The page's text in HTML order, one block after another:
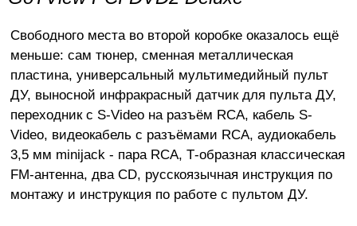
Свободного места во второй коробке оказалось ещё
меньше: сам тюнер, сменная металлическая
пластина, универсальный мультимедийный пульт
ДУ, выносной инфракрасный датчик для пульта ДУ,
переходник с S-Video на разъём RCA, кабель S-
Video, видеокабель с разъёмами RCA, аудиокабель
3,5 мм minijack - пара RCA, Т-образная классическая
FM-антенна, два CD, русскоязычная инструкция по
монтажу и инструкция по работе с пультом ДУ.